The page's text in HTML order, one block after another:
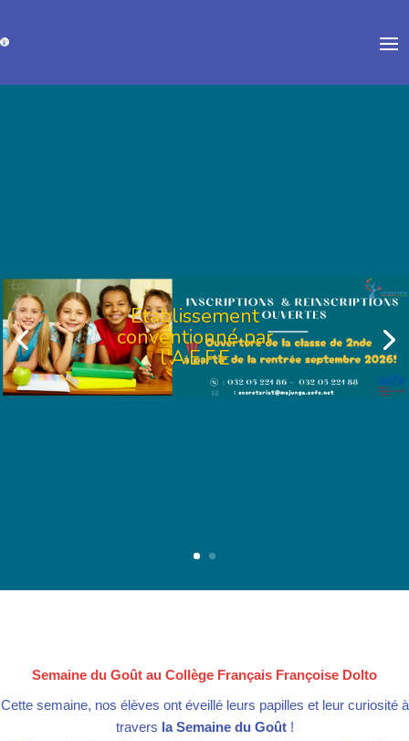
Français de
Majunga
Etablissement
conventionné par
l'A.E.F.E
Semaine du Goût au Collège Français Françoise Dolto
Cette semaine, nos élèves ont éveillé leurs papilles et leur curiosité à
travers la Semaine du Goût!